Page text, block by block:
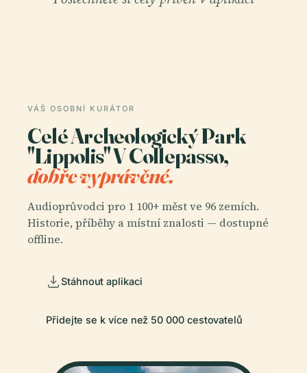
VÁŠ OSOBNÍ KURÁTOR
Celé Archeologický Park
"Lippolis" V Collepasso,
dobře vyprávěné.
Audioprůvodci pro 1 100+ měst ve 96 zemích.
Historie, příběhy a místní znalosti — dostupné
offline.
Stáhnout aplikaci
Přidejte se k více než 50 000 cestovatelů